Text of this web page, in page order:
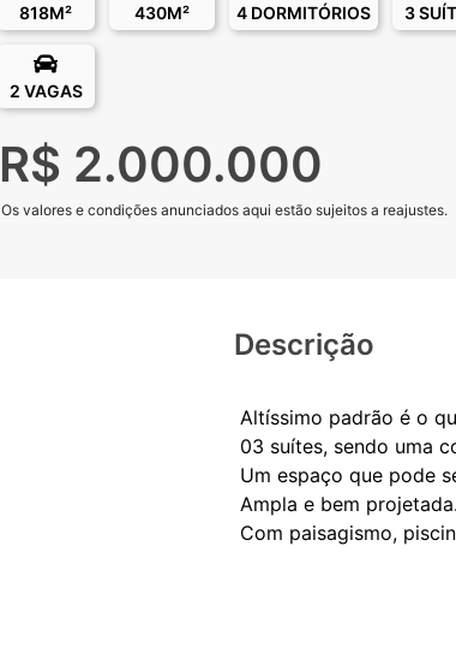
818M² 430M² 4 DORMITÓRIOS 3
2 VAGAS
R$ 2.000.000
Os valores e condições anunciados aqui estão sujeitos a reajustes.
Descrição
Altíssimo padrão é o
03 suítes, sendo uma
Um espaço que pode
Ampla e bem projetada.